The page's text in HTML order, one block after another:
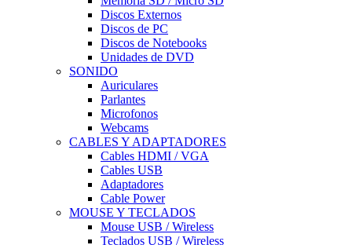
Discos Externos
Discos de PC
Discos de Notebooks
Unidades de DVD
SONIDO
Auriculares
Parlantes
Microfonos
Webcams
CABLES Y ADAPTADORES
Cables HDMI / VGA
Cables USB
Adaptadores
Cable Power
MOUSE Y TECLADOS
Mouse USB / Wireless
Teclados USB / Wireless